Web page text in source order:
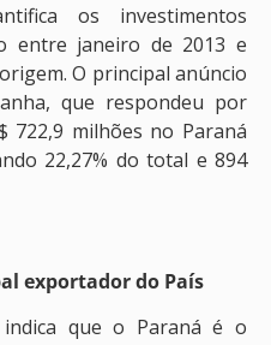
os investimentos
entre janeiro de 2013 e
O principal anúncio
que respondeu por
722,9 milhões no Paraná
22,27% do total e 894
exportador do País
que o Paraná é o